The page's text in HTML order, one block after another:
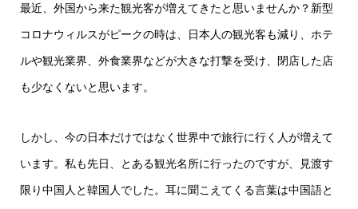
最近、外国から来た観光客が増えてきたと思いませんか？新型
コロナウィルスがピークの時は、日本人の観光客も減り、ホテ
ルや観光業界、外食業界などが大きな打撃を受け、閉店した店
も少なくないと思います。
しかし、今の日本だけではなく世界中で旅行に行く人が増えて
います。私も先日、とある観光名所に行ったのですが、見渡す
限り中国人と韓国人でした。耳に聞こえてくる言葉は中国語と